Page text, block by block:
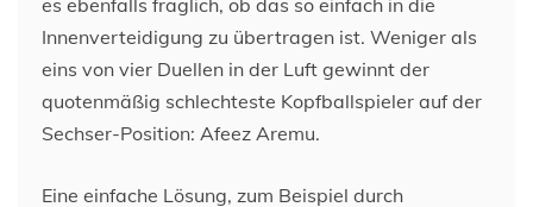
es ebenfalls fraglich, ob das so einfach in die
Innenverteidigung zu übertragen ist. Weniger als
eins von vier Duellen in der Luft gewinnt der
quotenmäßig schlechteste Kopfballspieler auf der
Sechser-Position: Afeez Aremu.
Eine einfache Lösung, zum Beispiel durch